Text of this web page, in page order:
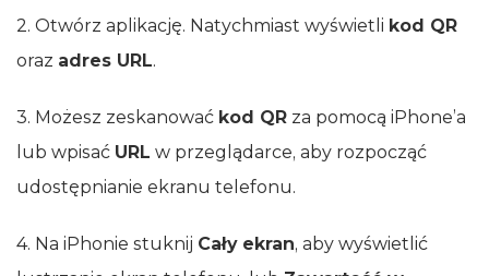
2. Otwórz aplikację. Natychmiast wyświetli kod QR
oraz adres URL.
3. Możesz zeskanować kod QR za pomocą iPhone’a
lub wpisać URL w przeglądarce, aby rozpocząć
udostępnianie ekranu telefonu.
4. Na iPhonie stuknij Cały ekran, aby wyświetlić